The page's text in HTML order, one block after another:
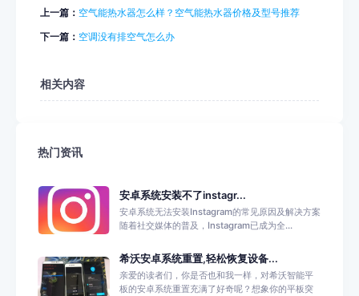
上一篇： 空气能热水器怎么样？空气能热水器价格及型号推荐
下一篇： 空调没有排空气怎么办
相关内容
热门资讯
安卓系统安装不了instagr...
安卓系统无法安装Instagram的常见原因及解决方案
随着社交媒体的普及，Instagram已成为全...
希沃安卓系统重置,轻松恢复设备...
亲爱的读者们，你是否也和我一样，对希沃智能平
板的安卓系统重置充满了好奇呢？想象你的平板突